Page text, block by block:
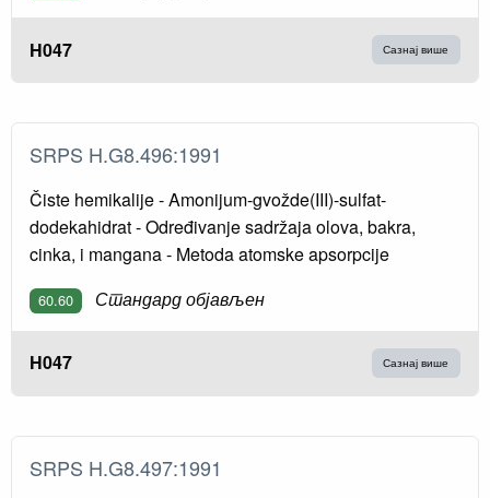
H047 Сазнај више
SRPS H.G8.496:1991
Čiste hemikalije - Amonijum-gvožde(III)-sulfat-
dodekahidrat - Određivanje sadržaja olova, bakra,
cinka, i mangana - Metoda atomske apsorpcije
60.60 Стандард објављен
H047 Сазнај више
SRPS H.G8.497:1991